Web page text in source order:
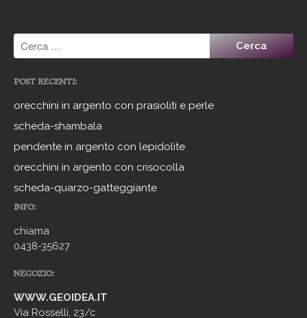
POST RECENTI:
orecchini in argento con prasioliti e perle
scheda-shambala
pendente in argento con lepidolite
orecchini in argento con crisocolla
scheda-quarzo-gatteggiante
INFO:
chiama
0438-35627
NEGOZIO:
WWW.GEOIDEA.IT
Via Rosselli, 23/c